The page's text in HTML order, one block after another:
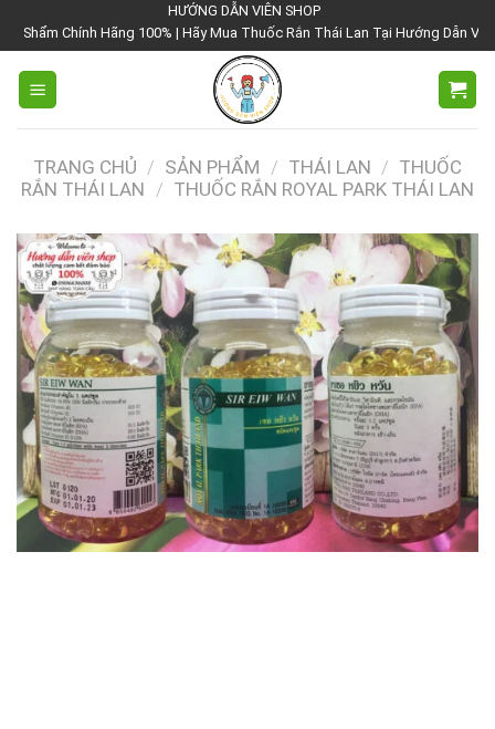
đến
nội
dung
HƯỚNG DẪN VIÊN SHOP
100% | Hãy Mua Thuốc Rắn Thái Lan Tại Hướng Dẫn Viên Shop | Với Giá
TRANG CHỦ / SẢN PHẨM / THÁI LAN / THUỐC
RẮN THÁI LAN / THUỐC RẮN ROYAL PARK THÁI LAN